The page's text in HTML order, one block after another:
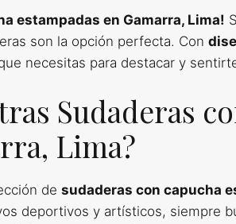
estampadas en Gamarra, Lima!
son la opción perfecta. Con
necesitas para destacar y
Sudaderas
Lima?
de sudaderas con capucha
deportivos y artísticos, siempre